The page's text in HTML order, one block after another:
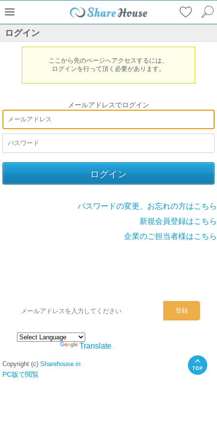
ログイン
ここから先のページへアクセスするには、
ログインを行って頂く必要があります。
メールアドレスでログイン
パスワードの変更、お忘れの方はこちら
新規会員登録はこちら
企業のご担当者様はこちら
Translate
Copyright (c) Sharehouse.in
PC版で閲覧